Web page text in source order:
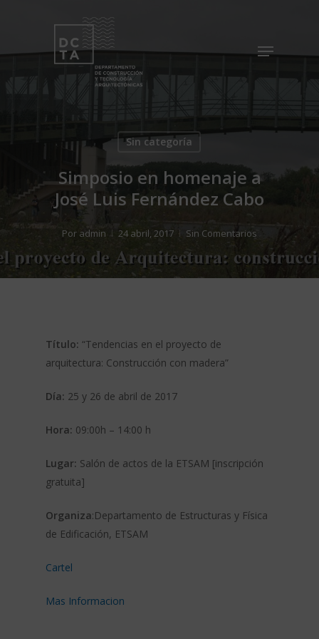
Menu
Sin categoría
Simposio en homenaje a
José Luis Fernández Cabo
Por admin 24 abril, 2017 Sin Comentarios
Título: “Tendencias en el proyecto de
arquitectura: Construcción con madera”
Día: 25 y 26 de abril de 2017
Hora: 09:00h – 14:00 h
Lugar: Salón de actos de la ETSAM [inscripción
gratuita]
Organiza:Departamento de Estructuras y Física
de Edificación, ETSAM
Cartel
Mas Informacion